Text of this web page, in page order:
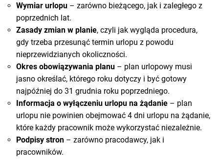
Wymiar urlopu – zarówno bieżącego, jak i zaległego z
poprzednich lat.
Zasady zmian w planie, czyli jak wygląda procedura,
gdy trzeba przesunąć termin urlopu z powodu
nieprzewidzianych okoliczności.
Okres obowiązywania planu – plan urlopowy musi
jasno określać, którego roku dotyczy i być gotowy
najpóźniej do 31 grudnia roku poprzedniego.
Informacja o wyłączeniu urlopu na żądanie – plan
urlopu nie powinien obejmować 4 dni urlopu na żądanie,
które każdy pracownik może wykorzystać niezależnie.
Podpisy stron – zarówno pracodawcy, jak i
pracowników.